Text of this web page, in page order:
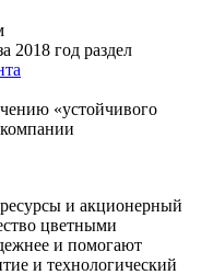
2018 год раздел
«устойчивого
и акционерный
цветными
и помогают
и технологический